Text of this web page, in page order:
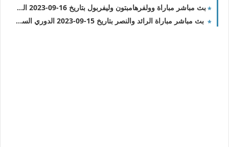
بث مباشر مباراة وولفرهامبتون وليفربول بتاريخ 16-09-2023 الدوري الانجليزي
بث مباشر مباراة الرائد والنصر بتاريخ 15-09-2023 الدوري السعودي